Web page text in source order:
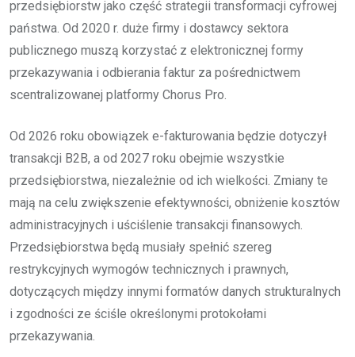
przedsiębiorstw jako część strategii transformacji cyfrowej
państwa. Od 2020 r. duże firmy i dostawcy sektora
publicznego muszą korzystać z elektronicznej formy
przekazywania i odbierania faktur za pośrednictwem
scentralizowanej platformy Chorus Pro.
Od 2026 roku obowiązek e-fakturowania będzie dotyczył
transakcji B2B, a od 2027 roku obejmie wszystkie
przedsiębiorstwa, niezależnie od ich wielkości. Zmiany te
mają na celu zwiększenie efektywności, obniżenie kosztów
administracyjnych i uściślenie transakcji finansowych.
Przedsiębiorstwa będą musiały spełnić szereg
restrykcyjnych wymogów technicznych i prawnych,
dotyczących między innymi formatów danych strukturalnych
i zgodności ze ściśle określonymi protokołami
przekazywania.